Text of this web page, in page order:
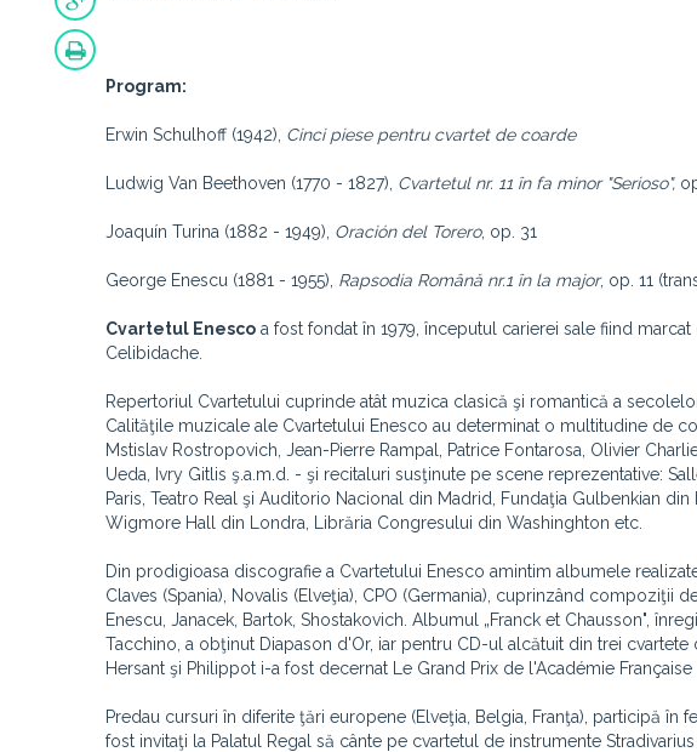
Program:
Erwin Schulhoff (1942), Cinci piese pentru cvartet de coarde
Ludwig Van Beethoven (1770 - 1827), Cvartetul nr. 11 în fa minor "Serioso",
Joaquín Turina (1882 - 1949), Oración del Torero, op. 31
George Enescu (1881 - 1955), Rapsodia Română nr.1 în la major, op. 11
Cvartetul Enesco a fost fondat în 1979, începutul carierei sale fiind
Celibidache.
Repertoriul Cvartetului cuprinde atât muzica clasică şi romantică a
Calităţile muzicale ale Cvartetului Enesco au determinat o multitudine de
Mstislav Rostropovich, Jean-Pierre Rampal, Patrice Fontarosa, Olivier
Ueda, Ivry Gitlis ş.a.m.d. - şi recitaluri susţinute pe scene reprezentative:
Paris, Teatro Real şi Auditorio Nacional din Madrid, Fundaţia Gulbenkian
Wigmore Hall din Londra, Librăria Congresului din Washinghton etc.
Din prodigioasa discografie a Cvartetului Enesco amintim albumele
Claves (Spania), Novalis (Elveţia), CPO (Germania), cuprinzând compoziţii
Enescu, Janacek, Bartok, Shostakovich. Albumul „Franck et Chausson",
Tacchino, a obţinut Diapason d'Or, iar pentru CD-ul alcătuit din trei
Hersant şi Philippot i-a fost decernat Le Grand Prix de l'Académie Française
Predau cursuri în diferite ţări europene (Elveţia, Belgia, Franţa), participă în
fost invitaţi la Palatul Regal să cânte pe cvartetul de instrumente